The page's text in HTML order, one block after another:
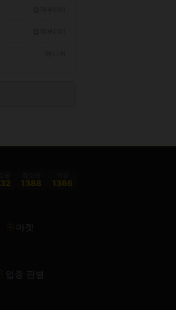
1388 1366
마켓
업종 판별